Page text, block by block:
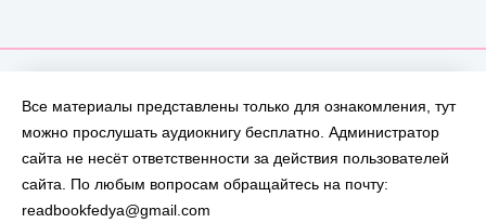
Все материалы представлены только для ознакомления, тут
можно прослушать аудиокнигу бесплатно. Администратор
сайта не несёт ответственности за действия пользователей
сайта. По любым вопросам обращайтесь на почту:
readbookfedya@gmail.com